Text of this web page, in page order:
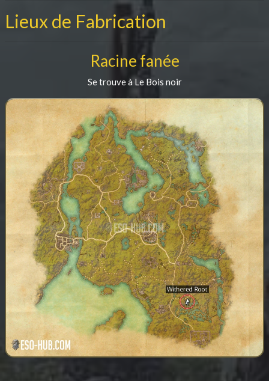
Lieux de Fabrication
Racine fanée
Se trouve à Le Bois noir